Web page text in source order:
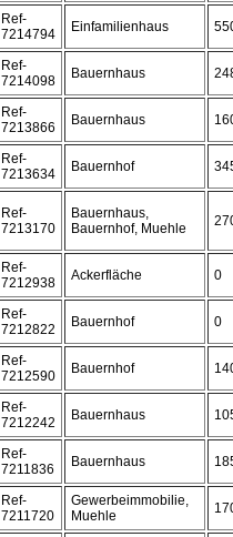
Ref-
7214794
Einfamilienhaus
Ref-
7214098
Bauernhaus
Ref-
7213866
Bauernhaus
Ref-
7213634
Bauernhof
Ref-
7213170
Bauernhaus,
Bauernhof, Muehle
Ref-
7212938
Ackerfläche 0
Ref-
7212822
Bauernhof 0
Ref-
7212590
Bauernhof
Ref-
7212242
Bauernhaus
Ref-
7211836
Bauernhaus
Ref-
7211720
Gewerbeimmobilie,
Muehle